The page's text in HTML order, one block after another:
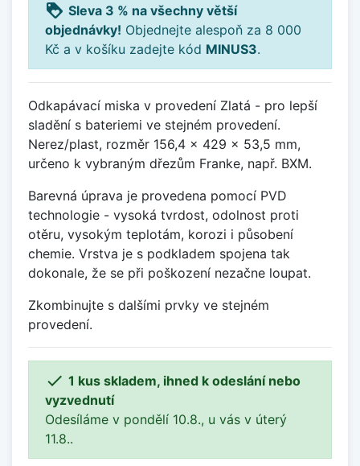
loyalty Sleva 3 % na všechny větší
objednávky! Objednejte alespoň za 8 000
Kč a v košíku zadejte kód MINUS3.
Odkapávací miska v provedení Zlatá - pro lepší
sladění s bateriemi ve stejném provedení.
Nerez/plast, rozměr 156,4 x 429 x 53,5 mm,
určeno k vybraným dřezům Franke, např. BXM.
Barevná úprava je provedena pomocí PVD
technologie - vysoká tvrdost, odolnost proti
otěru, vysokým teplotám, korozi i působení
chemie. Vrstva je s podkladem spojena tak
dokonale, že se při poškození nezačne loupat.
Zkombinujte s dalšími prvky ve stejném
provedení.
 1 kus skladem, ihned k odeslání nebo
vyzvednutí
Odesíláme v pondělí 10.8., u vás v úterý
11.8..